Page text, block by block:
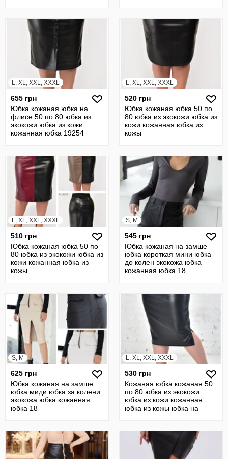
L, XL, XXL, XXXL
655 грн
Юбка кожаная юбка на
флисе 50 по 80 юбка из
экокожи юбка из кожи
кожанная юбка 19254
L, XL, XXL, XXXL
520 грн
Юбка кожаная юбка 50 по
80 юбка из экокожи юбка из
кожи кожанная юбка из
кожы
L, XL, XXL, XXXL
510 грн
Юбка кожаная юбка 50 по
80 юбка из экокожи юбка из
кожи кожанная юбка из
кожы
S, M
545 грн
Юбка кожаная на замше
юбка короткая мини юбка
до колен экокожа юбка
кожанная юбка 18
S, M
625 грн
Юбка кожаная на замше
юбка миди юбка за колени
экокожа юбка кожанная
юбка 18
L, XL, XXL, XXXL
530 грн
Кожаная юбка кожаная 50
по 80 юбка из экокожи
юбка из кожи кожанная
юбка из кожы юбка на